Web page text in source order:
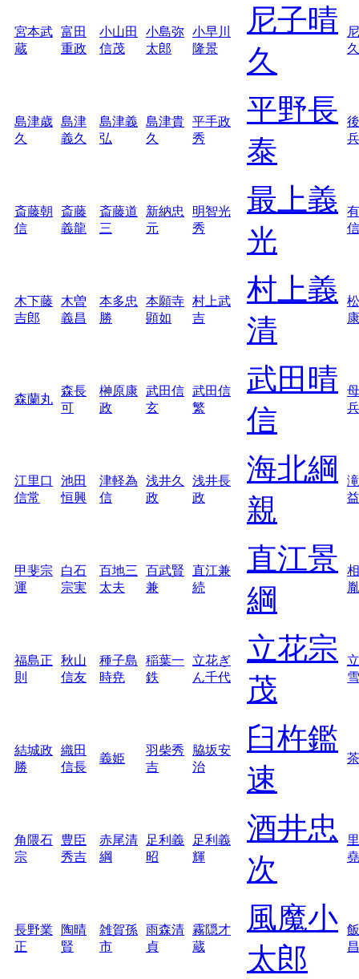
宮本武
蔵
富田
重政
小山田
信茂
小島弥
太郎
小早川
隆景
尼子晴
久
久
島津歳
久
島津
義久
島津義
弘
島津貴
久
平手政
秀
平野長
泰
斎藤朝
信
斎藤
義龍
斎藤道
三
新納忠
元
明智光
秀
最上義
光
信
木下藤
吉郎
木曽
義昌
本多忠
勝
本願寺
顕如
村上武
吉
村上義
清
康
森蘭丸
森長
可
榊原康
政
武田信
玄
武田信
繁
武田晴
信
江里口
信常
池田
恒興
津軽為
信
浅井久
政
浅井長
政
海北綱
親
益
甲斐宗
運
白石
宗実
百地三
太夫
百武賢
兼
直江兼
続
直江景
綱
胤
福島正
則
秋山
信友
種子島
時尭
稲葉一
鉄
立花ぎ
ん千代
立花宗
茂
雪
結城政
勝
織田
信長
義姫
羽柴秀
吉
脇坂安
治
臼杵鑑
速
角隈石
宗
豊臣
秀吉
赤尾清
綱
足利義
昭
足利義
輝
酒井忠
次
堯
長野業
正
陶晴
賢
雑賀孫
市
雨森清
貞
霧隠才
蔵
風魔小
太郎
昌